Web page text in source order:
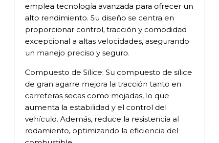
emplea tecnología avanzada para ofrecer un
alto rendimiento. Su diseño se centra en
proporcionar control, tracción y comodidad
excepcional a altas velocidades, asegurando
un manejo preciso y seguro.
Compuesto de Sílice: Su compuesto de sílice
de gran agarre mejora la tracción tanto en
carreteras secas como mojadas, lo que
aumenta la estabilidad y el control del
vehículo. Además, reduce la resistencia al
rodamiento, optimizando la eficiencia del